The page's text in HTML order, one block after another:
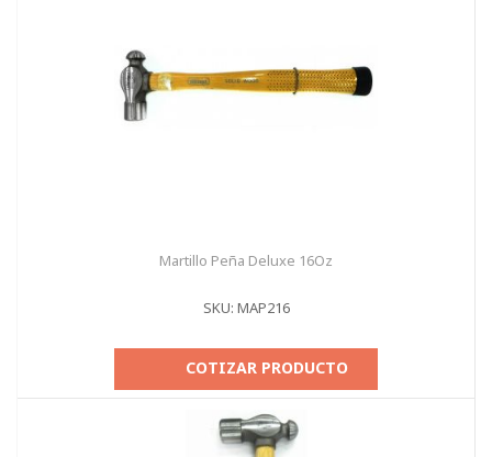
Martillo Peña Deluxe 16Oz
SKU: MAP216
COTIZAR PRODUCTO